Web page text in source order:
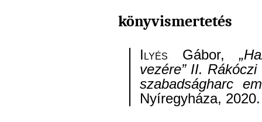
könyvismertetés
Ilyés Gábor,
vezére” II.
szabadságharc
Nyíregyháza, 2020.